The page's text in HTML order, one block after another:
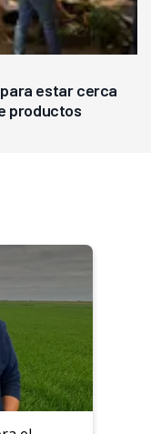
estar cerca
productos